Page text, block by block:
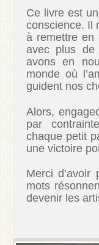
Ce livre est
conscience. Il
à remettre en
avec plus de
avons en
monde où
guident nos
Alors,
par
chaque petit
une victoire
Merci d’avoir
mots
devenir les